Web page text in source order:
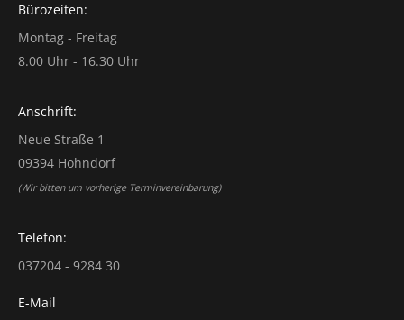
Bürozeiten:
Montag - Freitag
8.00 Uhr - 16.30 Uhr
Anschrift:
Neue Straße 1
09394 Hohndorf
(Wir bitten um vorherige Terminvereinbarung)
Telefon:
037204 - 9284 30
E-Mail